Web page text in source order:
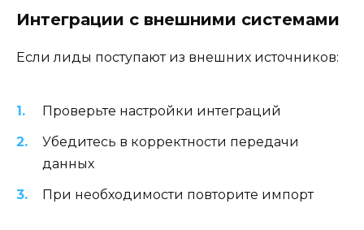
Интеграции с внешними системами
Если лиды поступают из внешних источников:
Проверьте настройки интеграций
Убедитесь в корректности передачи
данных
При необходимости повторите импорт